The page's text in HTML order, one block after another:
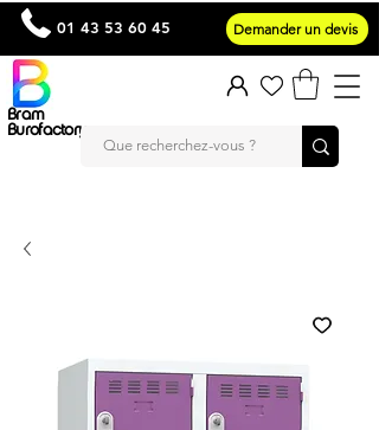
Bram
Burofactory
01 43 53 60 45 Demander un devis